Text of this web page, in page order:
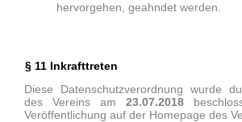
hervorgehen, geahndet werden.
§ 11 Inkrafttreten
Diese Datenschutzverordnung wurde
des Vereins am 23.07.2018
Veröffentlichung auf der Homepage des